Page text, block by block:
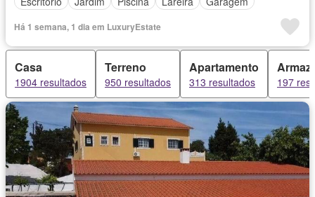
Há 1 semana, 1 dia em LuxuryEstate
Casa
1904 resultados
Terreno
950 resultados
Apartamento
313 resultados 197